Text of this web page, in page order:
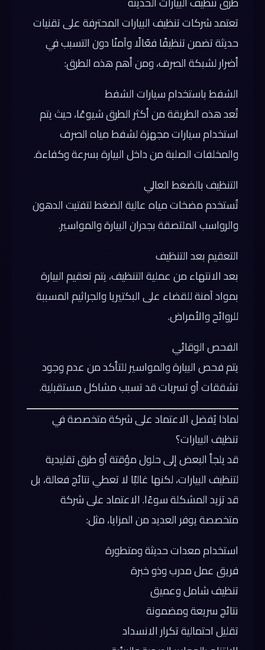
تعتمد شركات تنظيف البيارات المحترفة على تقنيات
حديثة تضمن تنظيفًا فعّالًا وآمنًا دون التسبب في
أضرار لشبكة الصرف، ومن أهم هذه الطرق:
الشفط باستخدام سيارات الشفط
تُعد هذه الطريقة من أكثر الطرق شيوعًا، حيث يتم
استخدام سيارات مجهزة لشفط مياه الصرف
والمخلفات الصلبة من داخل البيارة بسرعة وكفاءة.
التنظيف بالضغط العالي
تُستخدم مضخات مياه عالية الضغط لتفتيت الدهون
والرواسب الملتصقة بجدران البيارة والمواسير.
التعقيم بعد التنظيف
بعد الانتهاء من عملية التنظيف، يتم تعقيم البيارة
بمواد آمنة للقضاء على البكتيريا والجراثيم المسببة
للروائح والأمراض.
الفحص الوقائي
يتم فحص البيارة والمواسير للتأكد من عدم وجود
تشققات أو تسربات قد تسبب مشاكل مستقبلية.
لماذا يُفضل الاعتماد على شركة متخصصة في
تنظيف البيارات؟
قد يلجأ البعض إلى حلول مؤقتة أو طرق تقليدية
لتنظيف البيارات، لكنها غالبًا لا تعطي نتائج فعالة، بل
قد تزيد المشكلة سوءًا. الاعتماد على شركة
متخصصة يوفر العديد من المزايا، مثل:
استخدام معدات حديثة ومتطورة
فريق عمل مدرب وذو خبرة
تنظيف شامل وعميق
نتائج سريعة ومضمونة
تقليل احتمالية تكرار الانسداد